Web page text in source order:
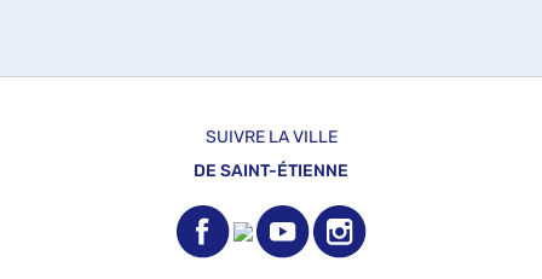
SUIVRE LA VILLE
DE SAINT-ÉTIENNE